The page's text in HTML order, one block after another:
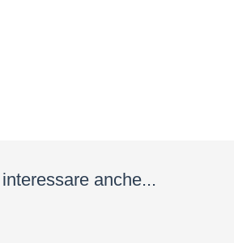
anche...